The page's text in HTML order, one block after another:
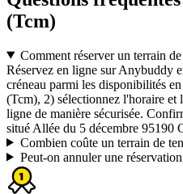
(Tcm)
Comment réserver un terrain
Réservez en ligne sur Anybuddy
créneau parmi les disponibilités
(Tcm), 2) sélectionnez l'horaire et
ligne de manière sécurisée.
situé Allée du 5 décembre 95190
Combien coûte un terrain de
Peut-on annuler une